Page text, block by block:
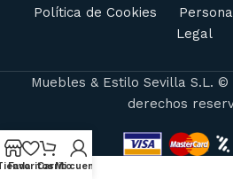
Política de Cookies
Legal
Muebles & Estilo Sevilla S.L. ©
derechos
FavoritosCarritoMi cuenta